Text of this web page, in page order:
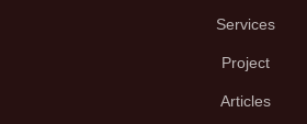
Services
Project
Articles